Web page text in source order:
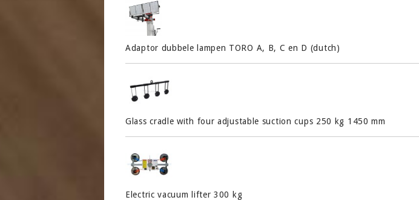
Adaptor dubbele lampen TORO A, B, C en D (dutch)
Glass cradle with four adjustable suction cups 250 kg 1450 mm
Electric vacuum lifter 300 kg